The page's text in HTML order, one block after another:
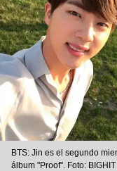
BTS: Jin es el segundo
álbum "Proof". Foto: BIGHIT